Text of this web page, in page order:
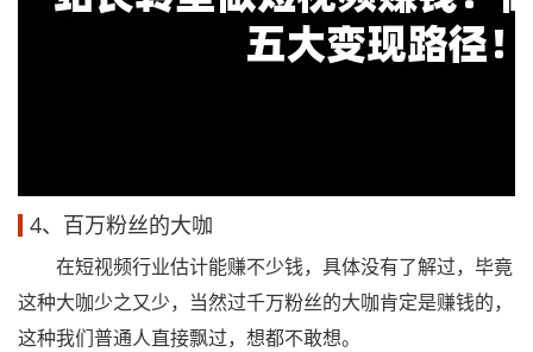
4、百万粉丝的大咖
在短视频行业估计能赚不少钱，具体没有了解过，毕竟
这种大咖少之又少，当然过千万粉丝的大咖肯定是赚钱的，
这种我们普通人直接飘过，想都不敢想。